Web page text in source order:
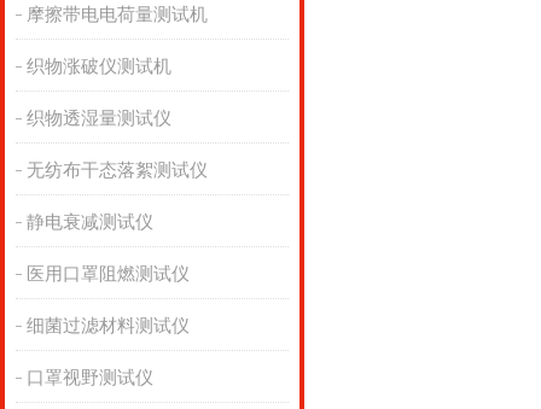
摩擦带电电荷量测试机
织物涨破仪测试机
织物透湿量测试仪
无纺布干态落絮测试仪
静电衰减测试仪
医用口罩阻燃测试仪
细菌过滤材料测试仪
口罩视野测试仪